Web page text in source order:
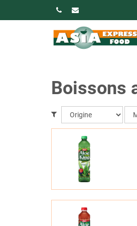
Boissons